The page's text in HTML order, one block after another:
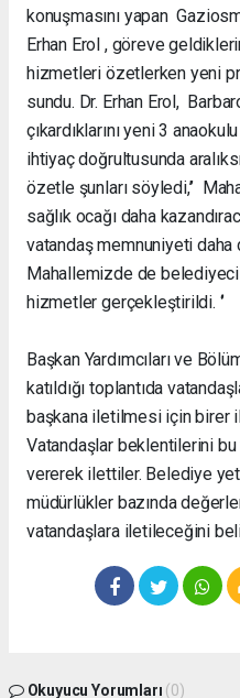
konuşmasını yapan
Erhan Erol , göreve
hizmetleri özetlerken yeni
sundu. Dr. Erhan Erol,
çıkardıklarını yeni 3
ihtiyaç doğrultusunda
özetle şunları söyledi,’’
sağlık ocağı daha
vatandaş memnuniyeti daha
Mahallemizde de
hizmetler gerçekleştirildi. ‘’
Başkan Yardımcıları ve
katıldığı toplantıda
başkana iletilmesi için birer
Vatandaşlar beklentilerini
vererek ilettiler. Belediye
müdürlükler bazında
vatandaşlara iletileceğini
Okuyucu Yorumları (0)